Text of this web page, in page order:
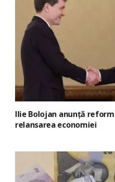
Ilie Bolojan anunță
relansarea economiei